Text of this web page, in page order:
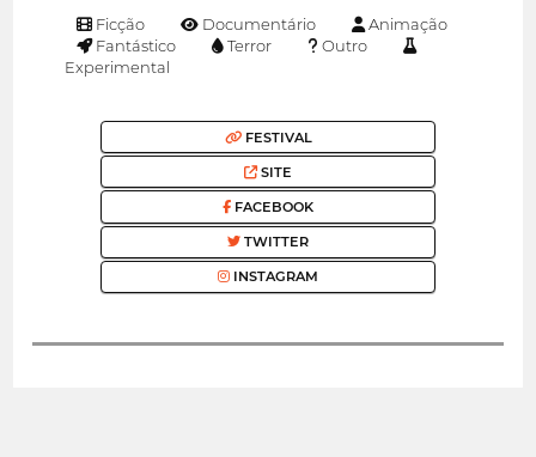
Ficção Documentário
Animação
Fantástico
Terror
Outro
Experimental
FESTIVAL
SITE
FACEBOOK
TWITTER
INSTAGRAM